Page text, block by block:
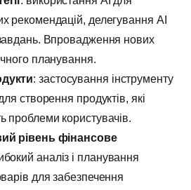
рекомендацій, делегування АІ
Впровадження нових
планування.
: застосування інструменту
створення продуктів, які
проблеми користувачів.
рівень фінансове
аналіз і планування
для забезпечення